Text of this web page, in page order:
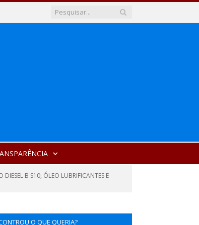
B S10, ÓLEO LUBRIFICANTES E
O QUE QUERIA?